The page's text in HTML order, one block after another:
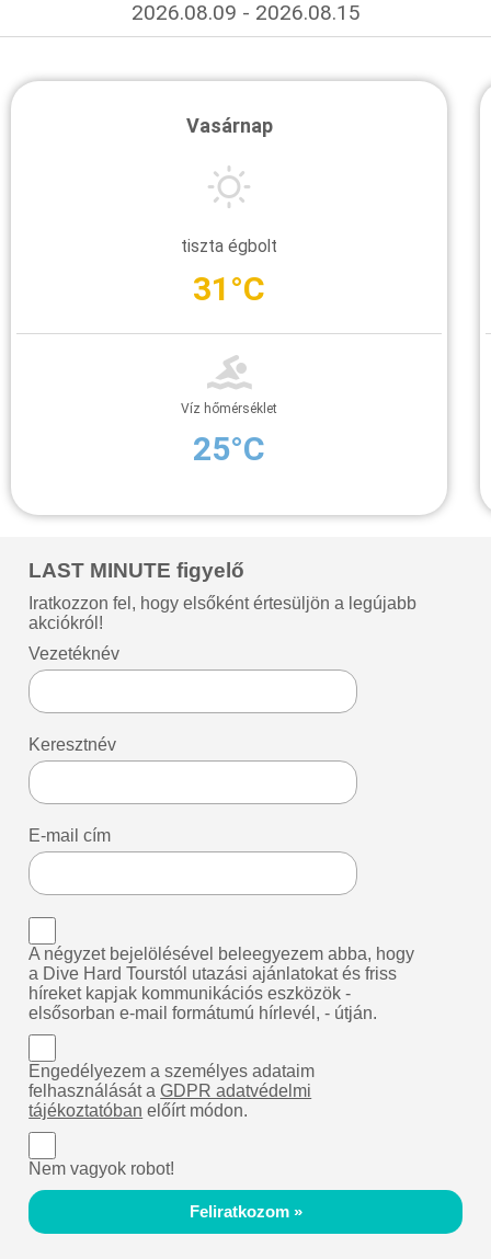
2026.08.09 - 2026.08.15
Vasárnap
tiszta égbolt
31°C
Víz hőmérséklet
25°C
LAST MINUTE figyelő
Iratkozzon fel, hogy elsőként értesüljön a legújabb
akciókról!
Vezetéknév
Keresztnév
E-mail cím
A négyzet bejelölésével beleegyezem abba, hogy
a Dive Hard Tourstól utazási ajánlatokat és friss
híreket kapjak kommunikációs eszközök -
elsősorban e-mail formátumú hírlevél, - útján.
Engedélyezem a személyes adataim
felhasználását aGDPR adatvédelmi
tájékoztatóban előírt módon.
Nem vagyok robot!
Feliratkozom »